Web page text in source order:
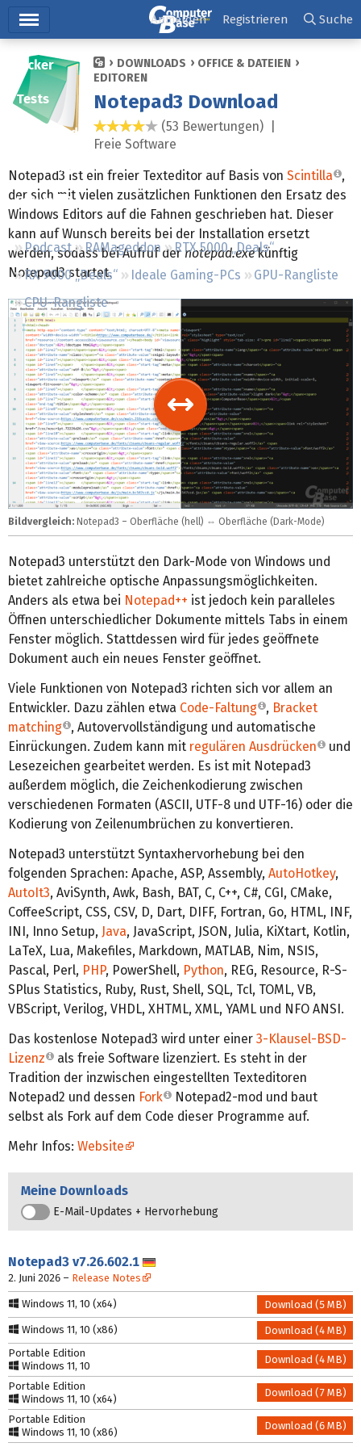
Ticker
Tests
Downloads
Preisvergleich
Forum
Podcast RAMageddon
RTX 5000 „Deals“
RX 9000 „Deals“
Ideale Gaming-PCs
GPU-Rangliste
CPU-Rangliste
Anmelden Registrieren Suche
DOWNLOADS
OFFICE & DATEIEN
EDITOREN
Notepad3 Download
4,2 Sterne
(53 Bewertungen) |
Freie Software
Notepad3 ist ein freier Texteditor auf Basis von Scintilla
,
der sich mit vielen zusätzlichen Funktionen den Ersatz des
Windows Editors auf die Fahnen geschrieben hat. Dieser
kann auf Wunsch bereits bei der Installation ersetzt
werden, sodass bei Aufruf der notepad.exekünftig
Notepad3 startet.
Bildvergleich: Notepad3 – Oberfläche (hell) ⇔ Oberfläche (Dark-Mode)
Notepad3 unterstützt den Dark-Mode von Windows und
bietet zahlreiche optische Anpassungsmöglichkeiten.
Anders als etwa bei Notepad++ ist jedoch kein paralleles
Öffnen unterschiedlicher Dokumente mittels Tabs in einem
Fenster möglich. Stattdessen wird für jedes geöffnete
Dokument auch ein neues Fenster geöffnet.
Viele Funktionen von Notepad3 richten sich vor allem an
Entwickler. Dazu zählen etwa Code-Faltung , Bracket
matching
, Autovervollständigung und automatische
Einrückungen. Zudem kann mit regulären Ausdrücken
und
Lesezeichen gearbeitet werden. Es ist mit Notepad3
außerdem möglich, die Zeichenkodierung zwischen
verschiedenen Formaten (ASCII, UTF-8 und UTF-16) oder die
Kodierung von Zeilenumbrüchen zu konvertieren.
Notepad3 unterstützt Syntaxhervorhebung bei den
folgenden Sprachen: Apache, ASP, Assembly, AutoHotkey,
AutoIt3, AviSynth, Awk, Bash, BAT, C, C++, C#, CGI, CMake,
CoffeeScript, CSS, CSV, D, Dart, DIFF, Fortran, Go, HTML, INF,
INI, Inno Setup, Java, JavaScript, JSON, Julia, KiXtart, Kotlin,
LaTeX, Lua, Makefiles, Markdown, MATLAB, Nim, NSIS,
Pascal, Perl, PHP, PowerShell, Python, REG, Resource, R-S-
SPlus Statistics, Ruby, Rust, Shell, SQL, Tcl, TOML, VB,
VBScript, Verilog, VHDL, XHTML, XML, YAML und NFO ANSI.
Das kostenlose Notepad3 wird unter einer 3-Klausel-BSD-
Lizenz
als freie Software lizenziert. Es steht in der
Tradition der inzwischen eingestellten Texteditoren
Notepad2 und dessen Fork
Notepad2-mod und baut
selbst als Fork auf dem Code dieser Programme auf.
Mehr Infos: Website
Meine Downloads
E-Mail-Updates + Hervorhebung
Notepad3 v7.26.602.1
2. Juni 2026 – Release Notes
Windows 11, 10 (x64) Download (5 MB)
Windows 11, 10 (x86)
Download (4 MB)
Portable Edition
Windows 11, 10
Download (4 MB)
Portable Edition
Windows 11, 10 (x64)
Download (7 MB)
Portable Edition
Windows 11, 10 (x86)
Download (6 MB)